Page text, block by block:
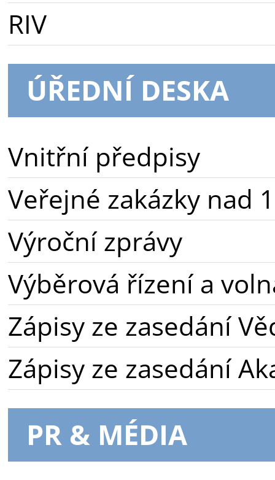
RIV
ÚŘEDNÍ DESKA
Vnitřní předpisy
Veřejné zakázky nad
Výroční zprávy
Výběrová řízení a
Zápisy ze zasedání
Zápisy ze zasedání
PR & MÉDIA